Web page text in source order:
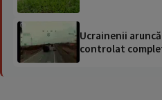
Ucrainenii
controlat